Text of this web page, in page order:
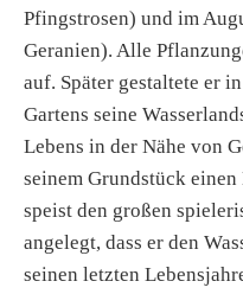
Pfingstrosen) und im
Geranien). Alle
auf. Später gestaltete er
Gartens seine
Lebens in der Nähe von
seinem Grundstück
speist den großen
angelegt, dass er den
seinen letzten